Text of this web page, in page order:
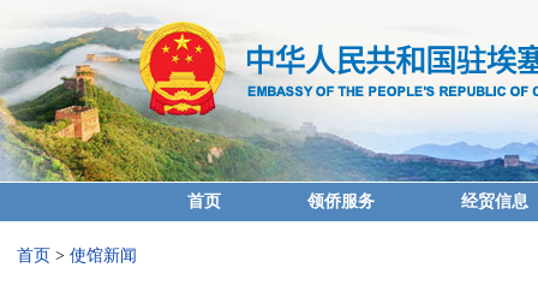
首页 领侨服务 经贸信息
首页 > 使馆新闻